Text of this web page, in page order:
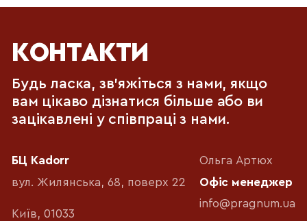
КОНТАКТИ
Будь ласка, зв'яжіться з нами, якщо
вам цікаво дізнатися більше або ви
зацікавлені у співпраці з нами.
БЦ Kadorr
вул. Жилянська, 68, поверх 22
Київ, 01033
Ольга Артюх
Офіс менеджер
info@pragnum.ua